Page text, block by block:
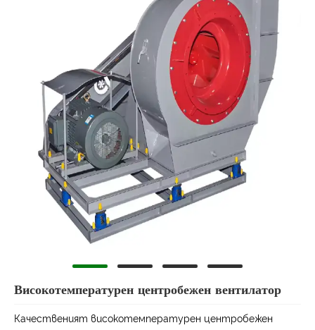
Високотемпературен центробежен вентилатор
Качественият високотемпературен центробежен